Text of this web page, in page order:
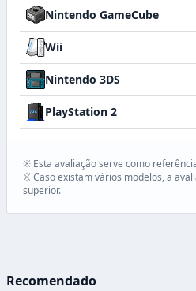
Nintendo GameCube
Wii
Nintendo 3DS
PlayStation 2
※ Esta avaliação serve como
※ Caso existam vários modelos, a
superior.
Recomendado